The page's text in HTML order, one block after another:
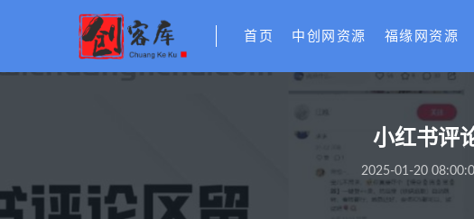
首页 中创网资源 福缘网资源
小红书评
2025-01-20